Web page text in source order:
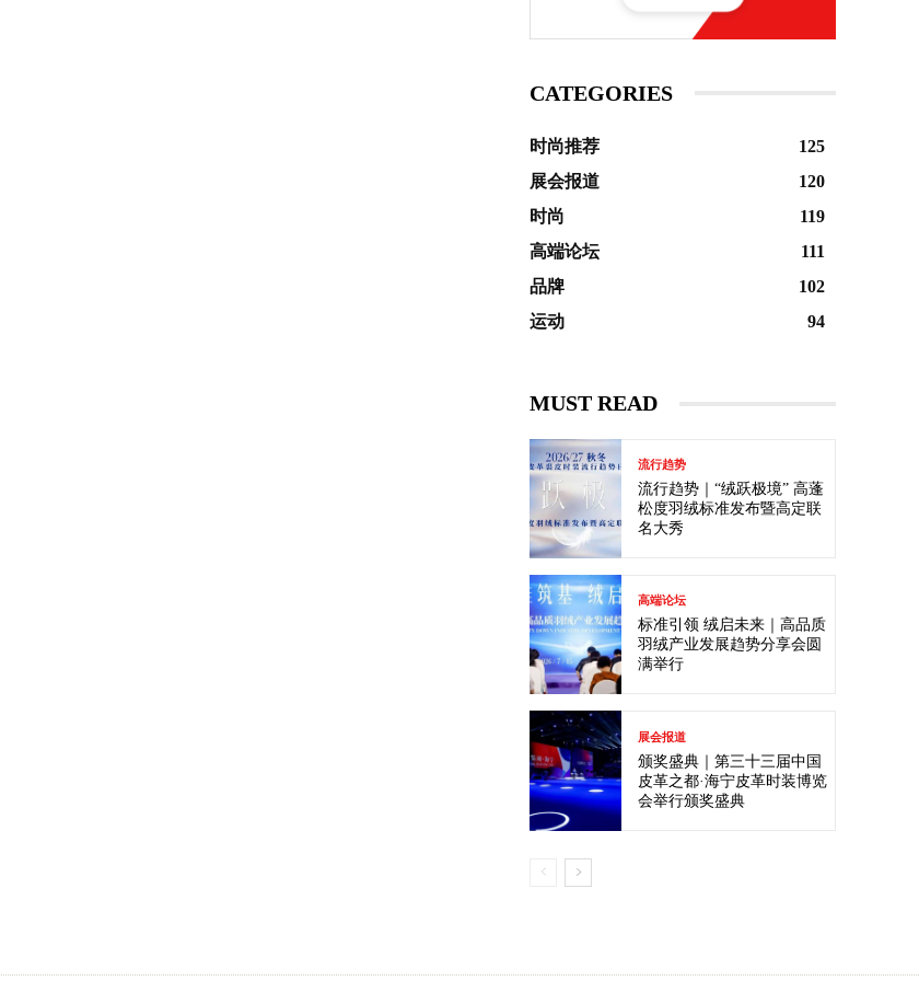
CATEGORIES
时尚推荐
125
展会报道
120
时尚
119
高端论坛
111
品牌
102
运动
94
MUST READ
流行趋势
流行趋势｜“绒跃极境” 高蓬
松度羽绒标准发布暨高定联
名大秀
高端论坛
标准引领 绒启未来｜高品质
羽绒产业发展趋势分享会圆
满举行
展会报道
颁奖盛典｜第三十三届中国
皮革之都·海宁皮革时装博览
会举行颁奖盛典